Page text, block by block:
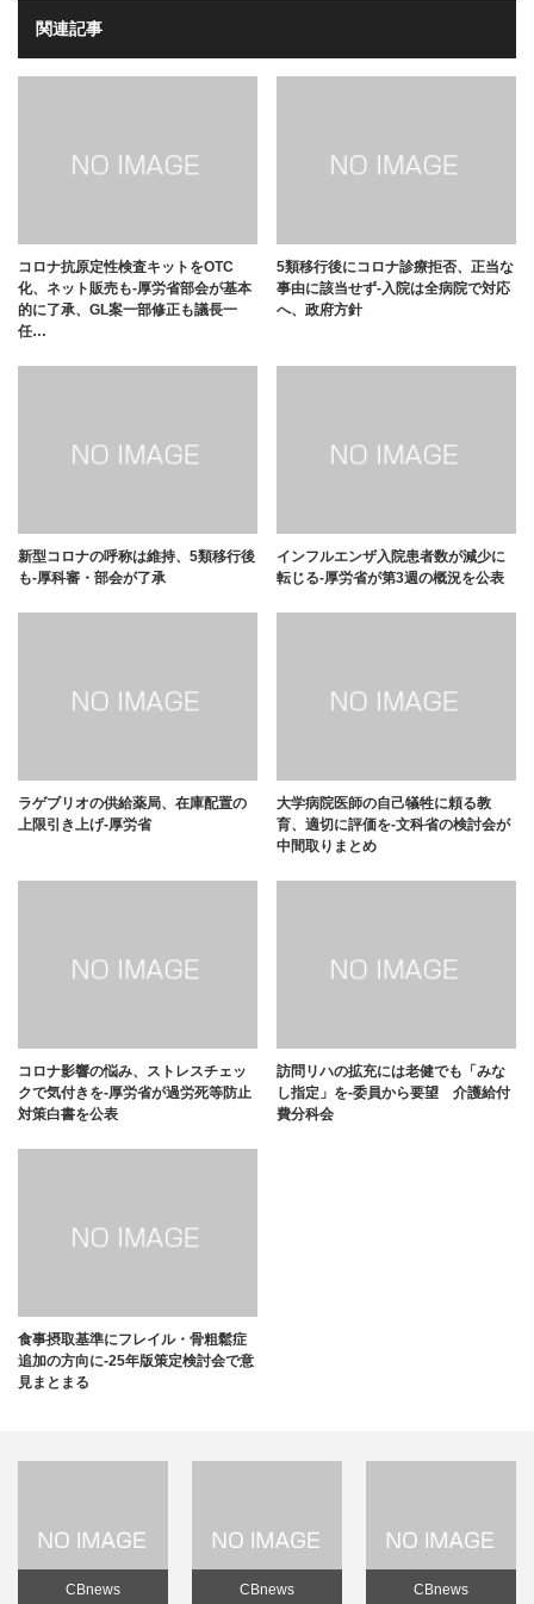
関連記事
コロナ抗原定性検査キットをOTC
化、ネット販売も-厚労省部会が基本
的に了承、GL案一部修正も議長一
任…
5類移行後にコロナ診療拒否、正当な
事由に該当せず-入院は全病院で対応
へ、政府方針
新型コロナの呼称は維持、5類移行後
も-厚科審・部会が了承
インフルエンザ入院患者数が減少に
転じる-厚労省が第3週の概況を公表
ラゲブリオの供給薬局、在庫配置の
上限引き上げ-厚労省
大学病院医師の自己犠牲に頼る教
育、適切に評価を-文科省の検討会が
中間取りまとめ
コロナ影響の悩み、ストレスチェッ
クで気付きを-厚労省が過労死等防止
対策白書を公表
訪問リハの拡充には老健でも「みな
し指定」を-委員から要望 介護給付
費分科会
食事摂取基準にフレイル・骨粗鬆症
追加の方向に-25年版策定検討会で意
見まとまる
CBnews CBnews CBnews